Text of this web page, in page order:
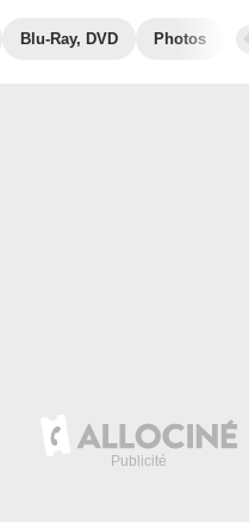
Blu-Ray, DVD Photos